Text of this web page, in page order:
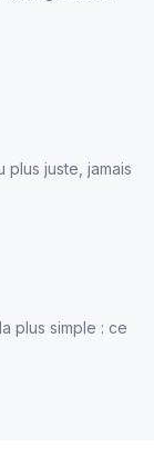
plus juste, jamais
plus simple : ce